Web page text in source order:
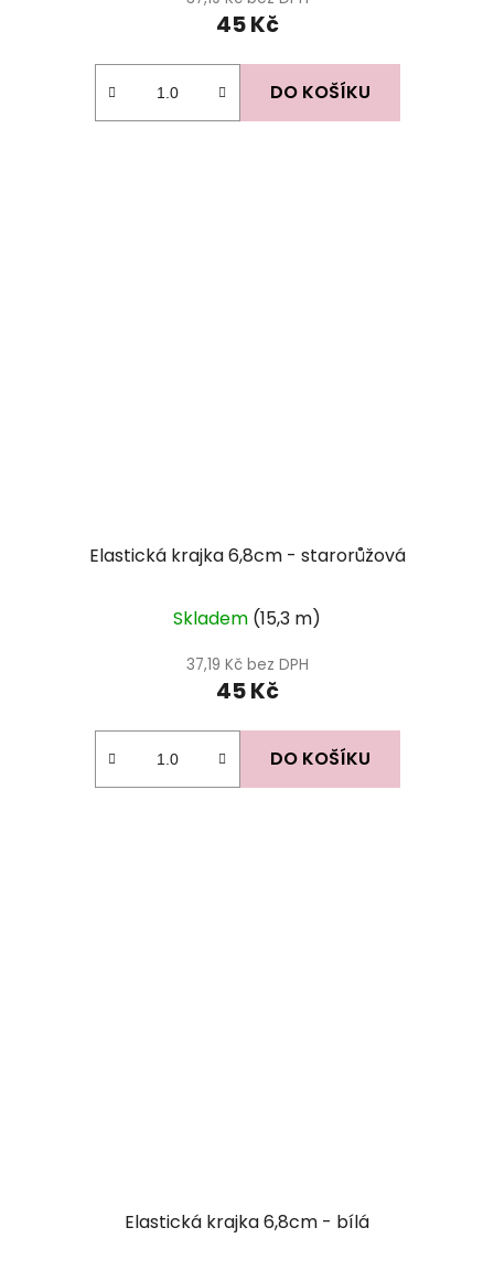
45 Kč
DO KOŠÍKU
Elastická krajka 6,8cm - starorůžová
Skladem (15,3 m)
37,19 Kč bez DPH
45 Kč
DO KOŠÍKU
Elastická krajka 6,8cm - bílá